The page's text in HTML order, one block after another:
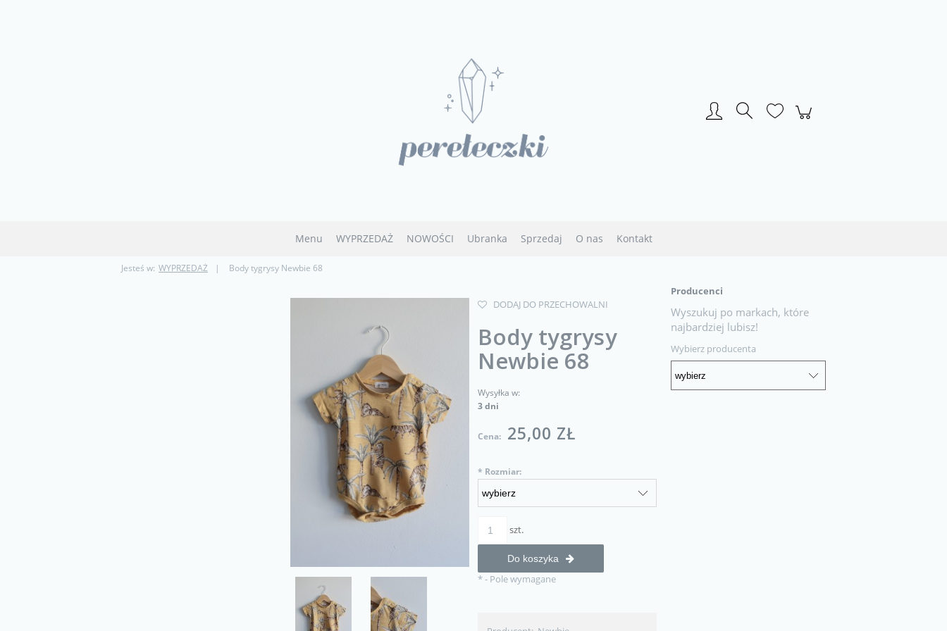
Menu WYPRZEDAŻ NOWOŚCI Ubranka Sprzedaj O nas Kontakt
Jesteś w: WYPRZEDAŻ Body tygrysy Newbie 68
DODAJ DO PRZECHOWALNI
Body tygrysy
Newbie 68
Wysyłka w:
3 dni
Cena: 25,00 ZŁ
* Rozmiar:
szt.
Do koszyka
*- Pole wymagane
Producenci
Wyszukuj po markach, które
najbardziej lubisz!
Wybierz producenta